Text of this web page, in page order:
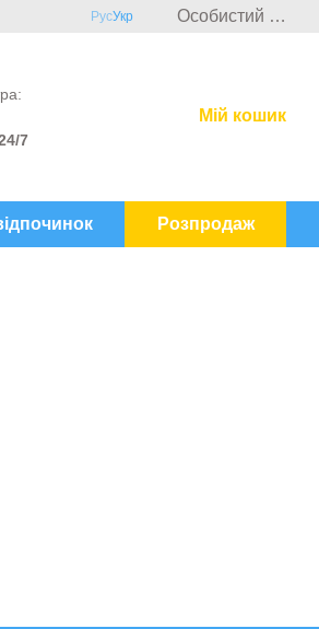
РусУкр Особистий кабінет
7
Мій кошик
Розпродаж